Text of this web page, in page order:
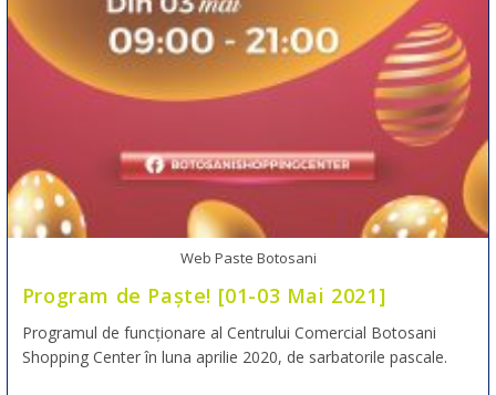
Web Paste Botosani
Program de Paște! [01-03 Mai 2021]
Programul de funcționare al Centrului Comercial Botosani
Shopping Center în luna aprilie 2020, de sarbatorile pascale.